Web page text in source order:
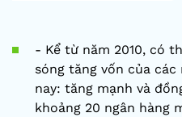
- Kể từ năm 2010, có
sóng tăng vốn của
nay: tăng mạnh và
khoảng 20 ngân hàng